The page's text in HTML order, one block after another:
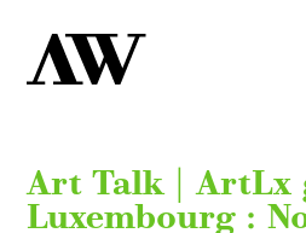
Art Talk | ArtLx
Luxembourg :